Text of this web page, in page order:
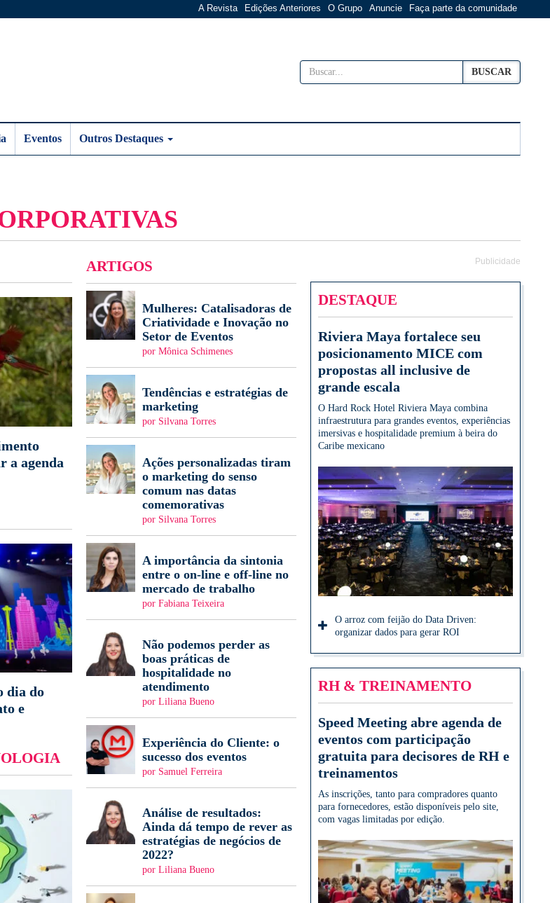
A Revista Edições Anteriores O Grupo Anuncie Faça parte da comunidade
BUSCAR
Eventos Outros Destaques
a agenda
dia do
e
ARTIGOS
Mulheres: Catalisadoras de
Criatividade e Inovação no
Setor de Eventos
por Mônica Schimenes
Tendências e estratégias de
marketing
por Silvana Torres
Ações personalizadas tiram
o marketing do senso
comum nas datas
comemorativas
por Silvana Torres
A importância da sintonia
entre o on-line e off-line no
mercado de trabalho
por Fabiana Teixeira
Não podemos perder as
boas práticas de
hospitalidade no
atendimento
por Liliana Bueno
Experiência do Cliente: o
sucesso dos eventos
por Samuel Ferreira
Análise de resultados:
Ainda dá tempo de rever as
estratégias de negócios de
2022?
por Liliana Bueno
Publicidade
DESTAQUE
Riviera Maya fortalece seu
posicionamento MICE com
propostas all inclusive de
grande escala
O Hard Rock Hotel Riviera Maya combina
infraestrutura para grandes eventos, experiências
imersivas e hospitalidade premium à beira do
Caribe mexicano
O arroz com feijão do Data Driven:
organizar dados para gerar ROI
RH & TREINAMENTO
Speed Meeting abre agenda de
eventos com participação
gratuita para decisores de RH e
treinamentos
As inscrições, tanto para compradores quanto
para fornecedores, estão disponíveis pelo site,
com vagas limitadas por edição.